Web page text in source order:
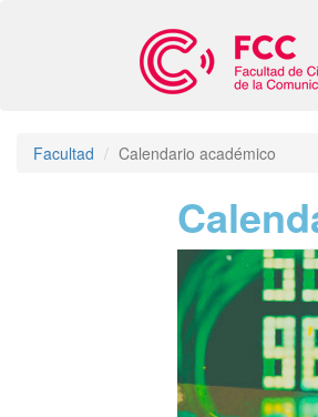
Facultad Calendario académico